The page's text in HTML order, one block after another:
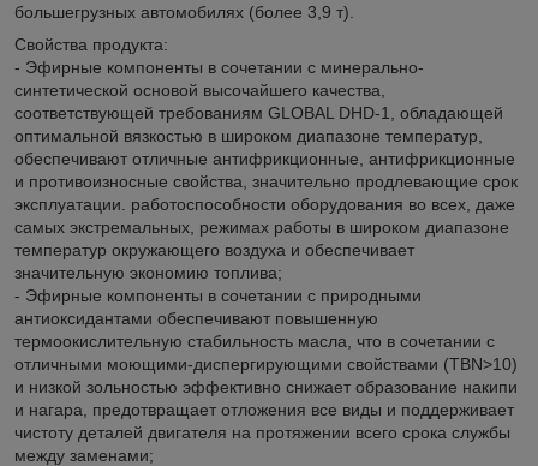
большегрузных автомобилях (более 3,9 т).
Свойства продукта:
- Эфирные компоненты в сочетании с минерально-
синтетической основой высочайшего качества,
соответствующей требованиям GLOBAL DHD-1, обладающей
оптимальной вязкостью в широком диапазоне температур,
обеспечивают отличные антифрикционные, антифрикционные
и противоизносные свойства, значительно продлевающие срок
эксплуатации. работоспособности оборудования во всех, даже
самых экстремальных, режимах работы в широком диапазоне
температур окружающего воздуха и обеспечивает
значительную экономию топлива;
- Эфирные компоненты в сочетании с природными
антиоксидантами обеспечивают повышенную
термоокислительную стабильность масла, что в сочетании с
отличными моющими-диспергирующими свойствами (TBN>10)
и низкой зольностью эффективно снижает образование накипи
и нагара, предотвращает отложения все виды и поддерживает
чистоту деталей двигателя на протяжении всего срока службы
между заменами;